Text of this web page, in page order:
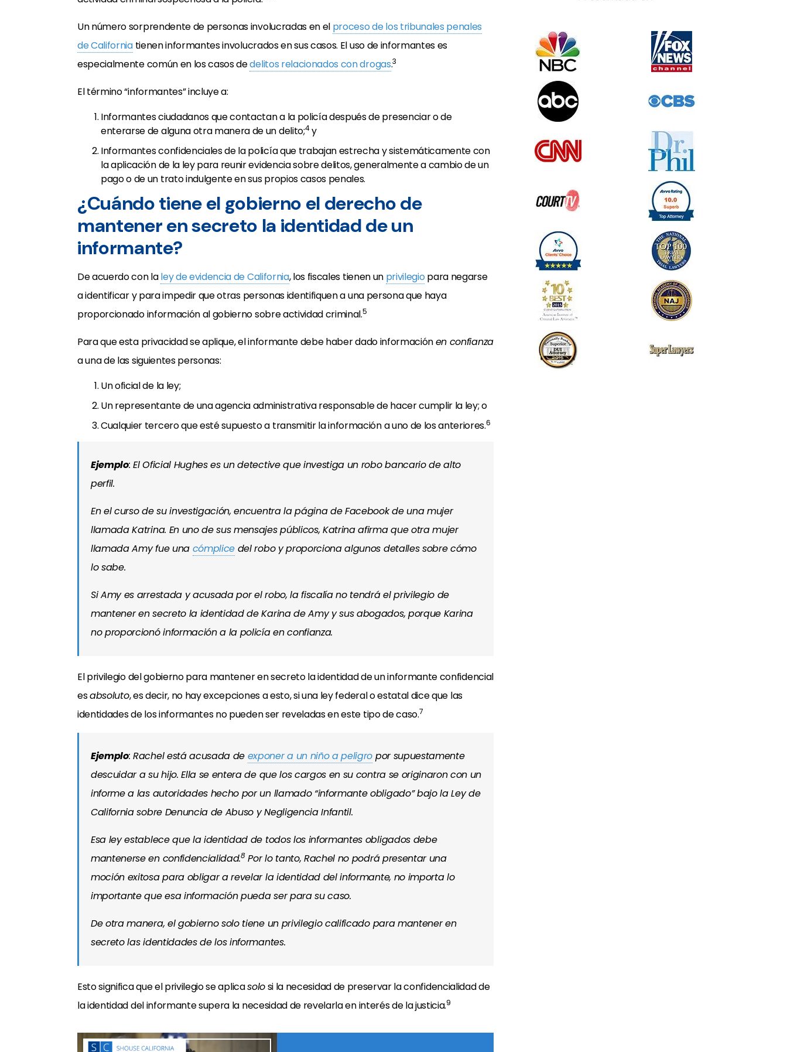
Un número sorprendente de personas involucradas en el proceso de los tribunales penales
de Californiatienen informantes involucrados en sus casos. El uso de informantes es
especialmente común en los casos dedelitos relacionados con drogas.3
El término “informantes” incluye a:
Informantes ciudadanos que contactan a la policía después de presenciar o de
enterarse de alguna otra manera de un delito;4y
Informantes confidenciales de la policía que trabajan estrecha y sistemáticamente con
la aplicación de la ley para reunir evidencia sobre delitos, generalmente a cambio de un
pago o de un trato indulgente en sus propios casos penales.
¿Cuándo tiene el gobierno el derecho de
mantener en secreto la identidad de un
informante?
De acuerdo con laley de evidencia de California, los fiscales tienen un privilegio para negarse
a identificar y para impedir que otras personas identifiquen a una persona que haya
proporcionado información al gobierno sobre actividad criminal.5
Para que esta privacidad se aplique, el informante debe haber dado informaciónen confianza
a una de las siguientes personas:
Un oficial de la ley;
Un representante de una agencia administrativa responsable de hacer cumplir la ley; o
Cualquier tercero que esté supuesto a transmitir la información a uno de los anteriores.6
Ejemplo: El Oficial Hughes es un detective que investiga un robo bancario de alto
perfil.
En el curso de su investigación, encuentra la página de Facebook de una mujer
llamada Katrina. En uno de sus mensajes públicos, Katrina afirma que otra mujer
llamada Amy fue una cómplice del robo y proporciona algunos detalles sobre cómo
lo sabe.
Si Amy es arrestada y acusada por el robo, la fiscalía no tendrá el privilegio de
mantener en secreto la identidad de Karina de Amy y sus abogados, porque Karina
no proporcionó información a la policía en confianza.
El privilegio del gobierno para mantener en secreto la identidad de un informante confidencial
esabsoluto, es decir, no hay excepciones a esto, si una ley federal o estatal dice que las
identidades de los informantes no pueden ser reveladas en este tipo de caso.7
Ejemplo: Rachel está acusada de exponer a un niño a peligro por supuestamente
descuidar a su hijo. Ella se entera de que los cargos en su contra se originaron con un
informe a las autoridades hecho por un llamado “informante obligado” bajo la Ley de
California sobre Denuncia de Abuso y Negligencia Infantil.
Esa ley establece que la identidad de todos los informantes obligados debe
mantenerse en confidencialidad.8Por lo tanto, Rachel no podrá presentar una
moción exitosa para obligar a revelar la identidad del informante, no importa lo
importante que esa información pueda ser para su caso.
De otra manera, el gobierno solo tiene un privilegiocalificadopara mantener en
secreto las identidades de los informantes.
Esto significa que el privilegio se aplicasolosi la necesidad de preservar la confidencialidad de
la identidad del informante supera la necesidad de revelarla en interés de la justicia.9